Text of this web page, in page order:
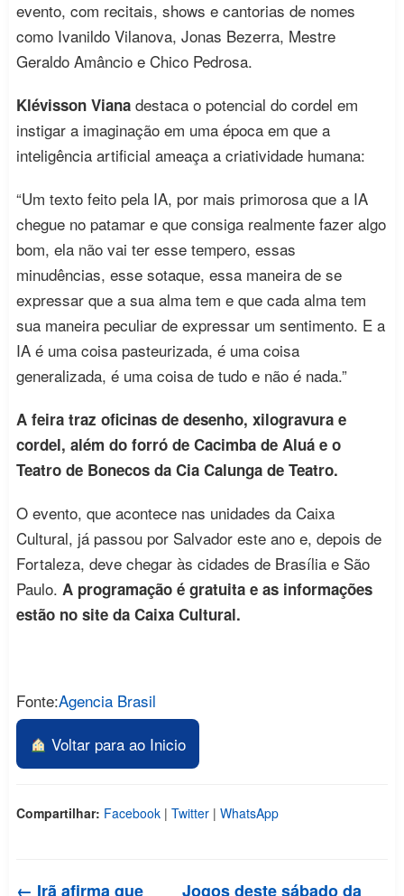
evento, com recitais, shows e cantorias de nomes
como Ivanildo Vilanova, Jonas Bezerra, Mestre
Geraldo Amâncio e Chico Pedrosa.
Klévisson Viana destaca o potencial do cordel em
instigar a imaginação em uma época em que a
inteligência artificial ameaça a criatividade humana:
“Um texto feito pela IA, por mais primorosa que a IA
chegue no patamar e que consiga realmente fazer algo
bom, ela não vai ter esse tempero, essas
minudências, esse sotaque, essa maneira de se
expressar que a sua alma tem e que cada alma tem
sua maneira peculiar de expressar um sentimento. E a
IA é uma coisa pasteurizada, é uma coisa
generalizada, é uma coisa de tudo e não é nada.”
A feira traz oficinas de desenho, xilogravura e
cordel, além do forró de Cacimba de Aluá e o
Teatro de Bonecos da Cia Calunga de Teatro.
O evento, que acontece nas unidades da Caixa
Cultural, já passou por Salvador este ano e, depois de
Fortaleza, deve chegar às cidades de Brasília e São
Paulo. A programação é gratuita e as informações
estão no site da Caixa Cultural.
Fonte:Agencia Brasil
Voltar para ao Inicio
Compartilhar: Facebook | Twitter | WhatsApp
← Irã afirma que
Jogos deste sábado da